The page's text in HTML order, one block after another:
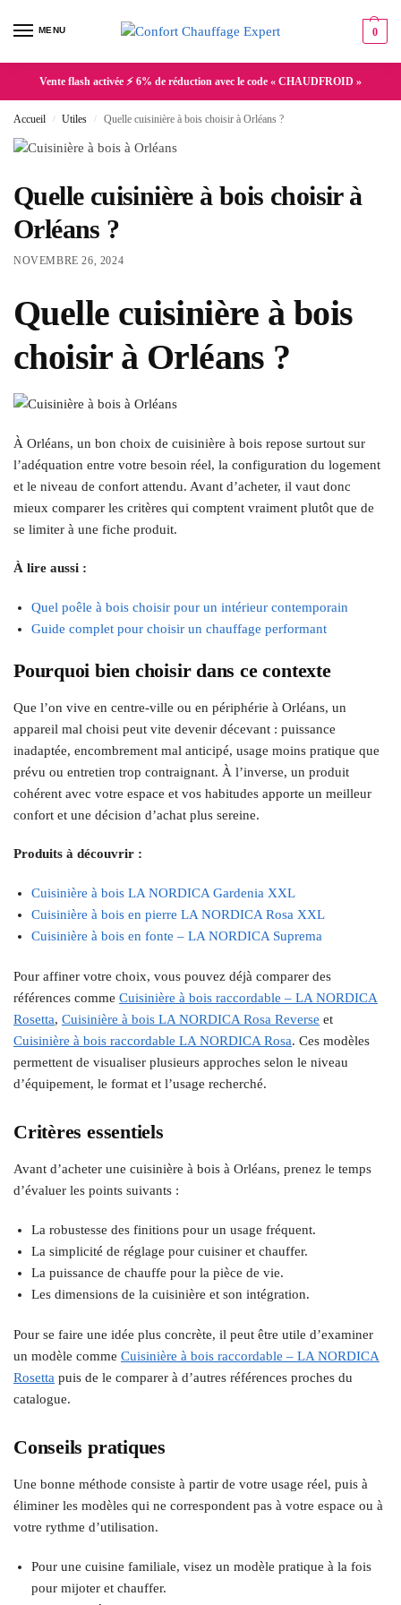
MENU 0
Vente flash activée ⚡ 6% de réduction avec le code « CHAUDFROID »
Accueil / Utiles / Quelle cuisinière à bois choisir à Orléans ?
Quelle cuisinière à bois choisir à
Orléans ?
NOVEMBRE 26, 2024
Quelle cuisinière à bois
choisir à Orléans ?
À Orléans, un bon choix de cuisinière à bois repose surtout sur
l’adéquation entre votre besoin réel, la configuration du logement
et le niveau de confort attendu. Avant d’acheter, il vaut donc
mieux comparer les critères qui comptent vraiment plutôt que de
se limiter à une fiche produit.
À lire aussi :
Quel poêle à bois choisir pour un intérieur contemporain
Guide complet pour choisir un chauffage performant
Pourquoi bien choisir dans ce contexte
Que l’on vive en centre-ville ou en périphérie à Orléans, un
appareil mal choisi peut vite devenir décevant : puissance
inadaptée, encombrement mal anticipé, usage moins pratique que
prévu ou entretien trop contraignant. À l’inverse, un produit
cohérent avec votre espace et vos habitudes apporte un meilleur
confort et une décision d’achat plus sereine.
Produits à découvrir :
Cuisinière à bois LA NORDICA Gardenia XXL
Cuisinière à bois en pierre LA NORDICA Rosa XXL
Cuisinière à bois en fonte – LA NORDICA Suprema
Pour affiner votre choix, vous pouvez déjà comparer des
références comme Cuisinière à bois raccordable – LA NORDICA
Rosetta, Cuisinière à bois LA NORDICA Rosa Reverse et
Cuisinière à bois raccordable LA NORDICA Rosa. Ces modèles
permettent de visualiser plusieurs approches selon le niveau
d’équipement, le format et l’usage recherché.
Critères essentiels
Avant d’acheter une cuisinière à bois à Orléans, prenez le temps
d’évaluer les points suivants :
La robustesse des finitions pour un usage fréquent.
La simplicité de réglage pour cuisiner et chauffer.
La puissance de chauffe pour la pièce de vie.
Les dimensions de la cuisinière et son intégration.
Pour se faire une idée plus concrète, il peut être utile d’examiner
un modèle comme Cuisinière à bois raccordable – LA NORDICA
Rosetta puis de le comparer à d’autres références proches du
catalogue.
Conseils pratiques
Une bonne méthode consiste à partir de votre usage réel, puis à
éliminer les modèles qui ne correspondent pas à votre espace ou à
votre rythme d’utilisation.
Pour une cuisine familiale, visez un modèle pratique à la fois
pour mijoter et chauffer.